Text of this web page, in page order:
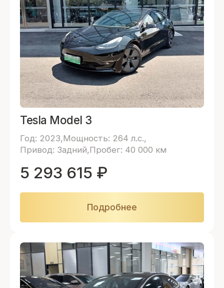
Tesla Model 3
Год: 2023 Мощность: 264 л.с.
Привод: Задний Пробег: 40 000 км
5 293 615 ₽
Подробнее